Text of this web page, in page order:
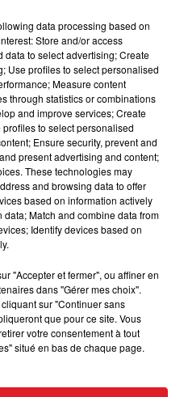
perturbés
perturbée avant et
Comme le
La Voix du Nord, le
ce lundi soir 20h dans
la D 213 (rue de Saint-
Momelin), le quai du
la rue de Belfort, le
boulevard Pierre-Guillain,
Wisques seront
à ces rues seront
data processing based on
Store and/or access
to select advertising; Create
Use profiles to select personalised
Measure content
through statistics or combinations
and improve services; Create
to select personalised
Ensure security, prevent and
present advertising and content;
These technologies may
and browsing data to offer
based on information actively
Match and combine data from
Identify devices based on
"Accepter et fermer", ou affiner en
dans "Gérer mes choix".
sur "Continuer sans
que pour ce site. Vous
votre consentement à tout
situé en bas de chaque page.